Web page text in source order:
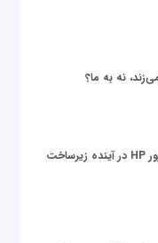
نه به ما؟
زیر پوست دنیای داده؛ نقش سرور HP در آینده زیرساخت